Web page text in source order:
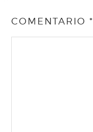
COMENTARIO*